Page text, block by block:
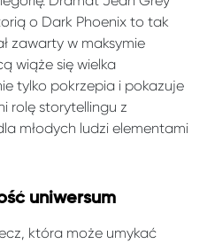
o Dark Phoenix to tak
zawarty w maksymie
wiąże się wielka
tylko pokrzepia i pokazuje
rolę storytellingu z
młodych ludzi elementami
uniwersum
która może umykać